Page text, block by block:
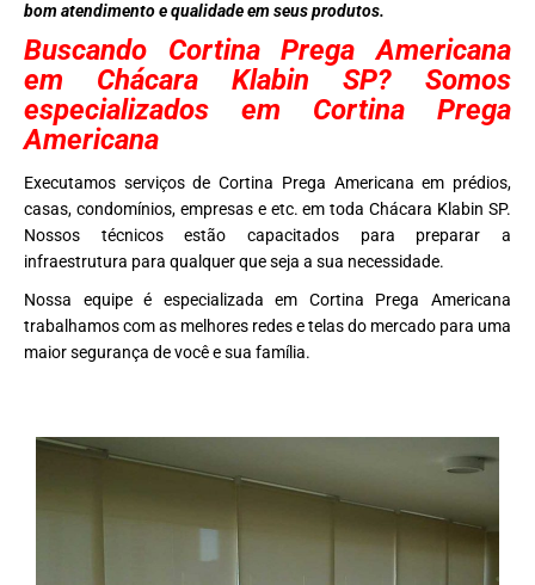
bom atendimento e qualidade em seus produtos.
Buscando Cortina Prega Americana
em Chácara Klabin SP? Somos
especializados em Cortina Prega
Americana
Executamos serviços de Cortina Prega Americana em prédios,
casas, condomínios, empresas e etc. em toda Chácara Klabin SP.
Nossos técnicos estão capacitados para preparar a
infraestrutura para qualquer que seja a sua necessidade.
Nossa equipe é especializada em Cortina Prega Americana
trabalhamos com as melhores redes e telas do mercado para uma
maior segurança de você e sua família.